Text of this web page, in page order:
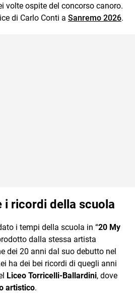
volte ospite del concorso canoro.
di Carlo Conti a Sanremo 2026.
i ricordi della scuola
i tempi della scuola in “20 My
dalla stessa artista
dei 20 anni dal suo debutto nel
ha dei bei ricordi di quegli anni
Liceo Torricelli-Ballardini, dove
artistico.